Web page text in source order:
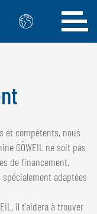
pays
et compétents, nous
GÖWEIL ne soit pas
de financement,
adaptées
il t'aidera à trouver